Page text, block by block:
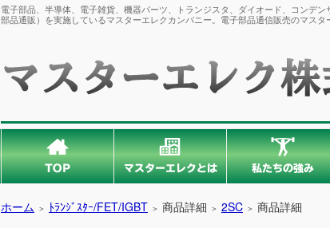
電子部品、半導体、電子雑貨、機器パーツ、トランジスタ、ダイオード、コンデ
部品通販）を実施しているマスターエレクカンパニー。電子部品通信販売のマス
ホーム ＞ ﾄﾗﾝｼﾞｽﾀｰ/FET/IGBT ＞ 商品詳細 ＞ 2SC ＞ 商品詳細